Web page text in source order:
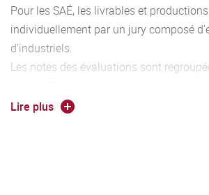
Pour les SAÉ, les livrables et
individuellement par un jury composé
d’industriels.
Les notes des évaluations sont
permettant l’acquisition de 5
Lire plus